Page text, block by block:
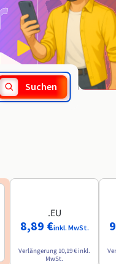
Suchen
.EU
8,89 €inkl. MwSt.
Verlängerung 10,19 € inkl.
MwSt.